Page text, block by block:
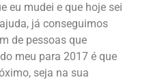
eu mudei e que hoje sei
já conseguimos
de pessoas que
meu para 2017 é que
seja na sua